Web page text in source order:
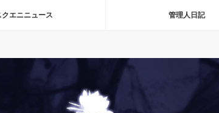
クエニニュース 管理人日記